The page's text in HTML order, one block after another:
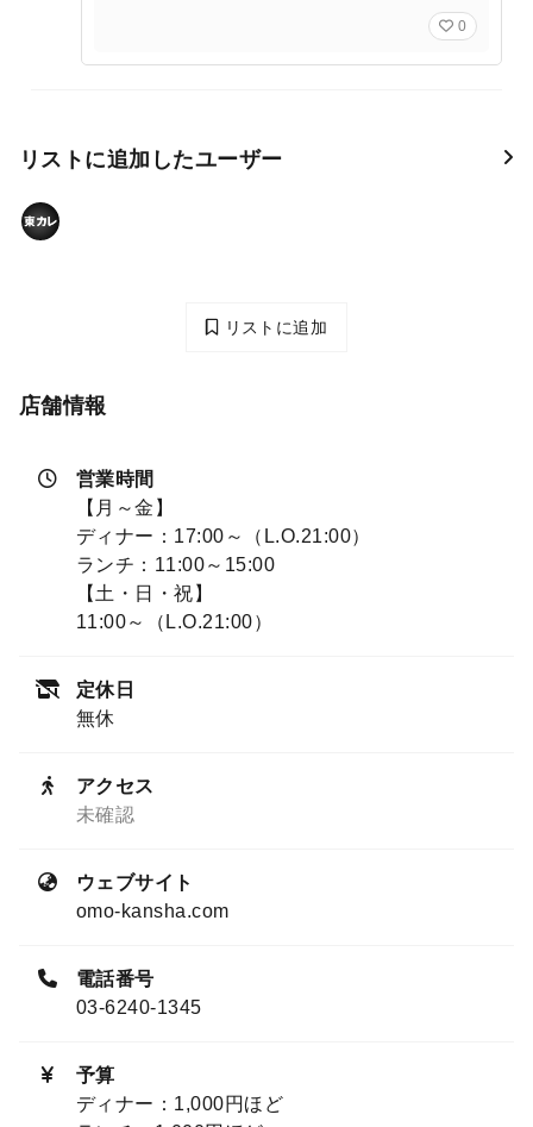
0
リストに追加したユーザー
リストに追加
店舗情報
営業時間
【月～金】
ディナー：17:00～（L.O.21:00）
ランチ：11:00～15:00
【土・日・祝】
11:00～（L.O.21:00）
定休日
無休
アクセス
未確認
ウェブサイト
omo-kansha.com
電話番号
03-6240-1345
予算
ディナー：1,000円ほど